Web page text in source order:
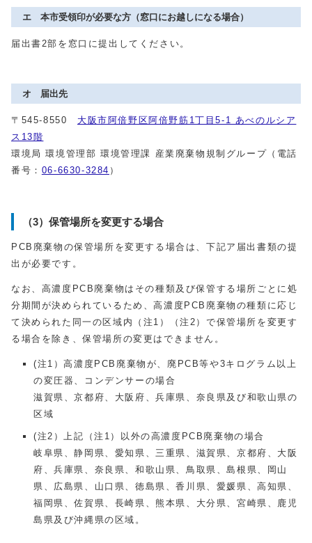
エ 本市受領印が必要な方（窓口にお越しになる場合）
届出書2部を窓口に提出してください。
オ 届出先
〒545-8550 大阪市阿倍野区阿倍野筋1丁目5-1 あべのルシア
ス13階
環境局 環境管理部 環境管理課 産業廃棄物規制グループ（電話
番号： 06-6630-3284 ）
（3）保管場所を変更する場合
PCB廃棄物の保管場所を変更する場合は、下記ア届出書類の提
出が必要です。
なお、高濃度PCB廃棄物はその種類及び保管する場所ごとに処
分期間が決められているため、高濃度PCB廃棄物の種類に応じ
て決められた同一の区域内（注1）（注2）で保管場所を変更す
る場合を除き、保管場所の変更はできません。
(注1）高濃度PCB廃棄物が、廃PCB等や3キログラム以上
の変圧器、コンデンサーの場合
滋賀県、京都府、大阪府、兵庫県、奈良県及び和歌山県の
区域
(注2）上記（注1）以外の高濃度PCB廃棄物の場合
岐阜県、静岡県、愛知県、三重県、滋賀県、京都府、大阪
府、兵庫県、奈良県、和歌山県、鳥取県、島根県、岡山
県、広島県、山口県、徳島県、香川県、愛媛県、高知県、
福岡県、佐賀県、長崎県、熊本県、大分県、宮崎県、鹿児
島県及び沖縄県の区域。